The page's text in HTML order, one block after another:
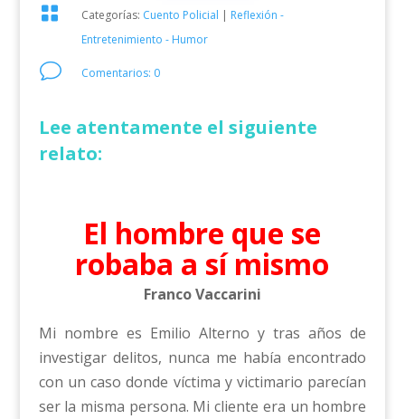
 Categorías: Cuento Policial | Reflexión -
Entretenimiento - Humor
v Comentarios: 0
Lee atentamente el siguiente
relato:
El hombre que se
robaba a sí mismo
Franco Vaccarini
Mi nombre es Emilio Alterno y tras años de
investigar delitos, nunca me había encontrado
con un caso donde víctima y victimario parecían
ser la misma persona. Mi cliente era un hombre